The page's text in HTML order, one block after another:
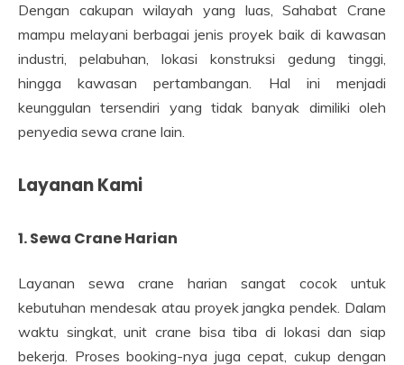
Dengan cakupan wilayah yang luas, Sahabat Crane
mampu melayani berbagai jenis proyek baik di kawasan
industri, pelabuhan, lokasi konstruksi gedung tinggi,
hingga kawasan pertambangan. Hal ini menjadi
keunggulan tersendiri yang tidak banyak dimiliki oleh
penyedia sewa crane lain.
Layanan Kami
1. Sewa Crane Harian
Layanan sewa crane harian sangat cocok untuk
kebutuhan mendesak atau proyek jangka pendek. Dalam
waktu singkat, unit crane bisa tiba di lokasi dan siap
bekerja. Proses booking-nya juga cepat, cukup dengan